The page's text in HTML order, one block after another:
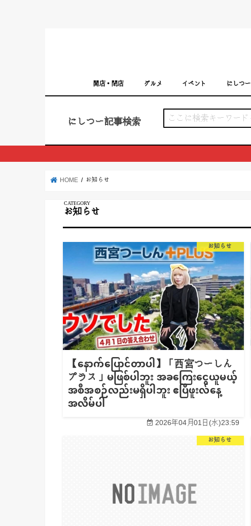
開店・閉店
グルメ
イベント
にしつ
にしつー記事検索
HOME お知らせ
お知らせ
お知らせ
【နောက်ပြောင်တာပါ】「西宮つーしん
プラス」မဖြစ်ပါဘူး အခကြေးငွေယူမယ့်
အစီအစဉ်လည်းမရှိပါဘူး ဧပြီဖူးလ်နေ့
အလိမ်ပါ
2026年04月01日(水)23:59
お知らせ